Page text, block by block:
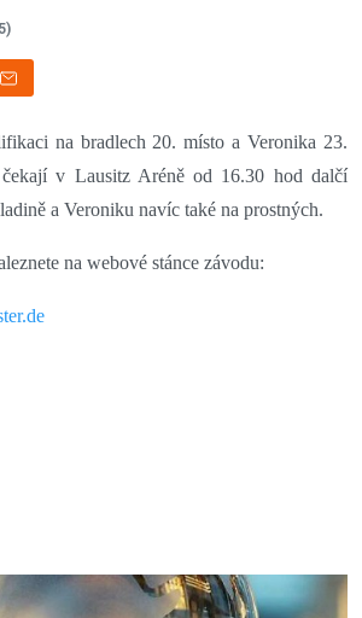
na bradlech 20. místo a Veronika 23.
v Lausitz Aréně od 16.30 hod dalčí
a Veroniku navíc také na prostných.
na webové stánce závodu: